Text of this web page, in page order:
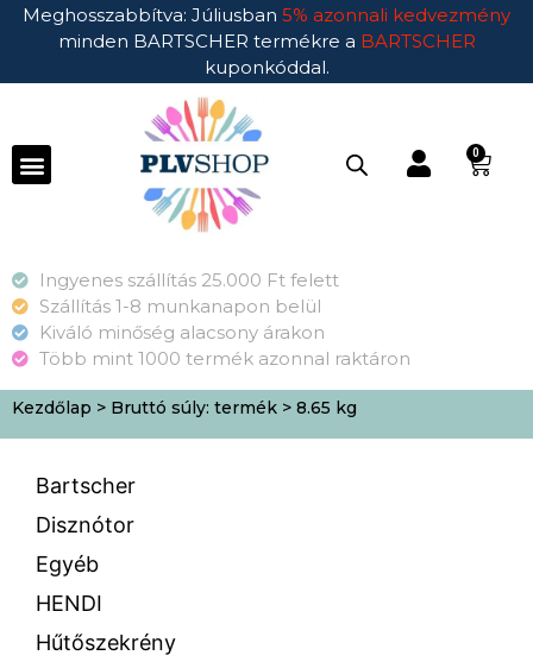
Meghosszabbítva: Júliusban 5% azonnali kedvezmény
minden BARTSCHER termékre a BARTSCHER
kuponkóddal.
0
Ingyenes szállítás 25.000 Ft felett
Szállítás 1-8 munkanapon belül
Kiváló minőség alacsony árakon
Több mint 1000 termék azonnal raktáron
Kezdőlap > Bruttó súly: termék > 8.65 kg
Bartscher
Disznótor
Egyéb
HENDI
Hűtőszekrény